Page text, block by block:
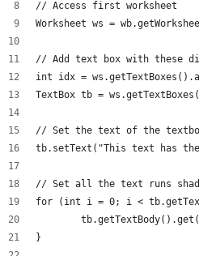
// Access first worksheet
Worksheet ws =
// Add text box with these
int idx =
TextBox tb =
// Set the text of the
tb.setText("This text has
// Set all the text runs
for (int i = 0; i <
}